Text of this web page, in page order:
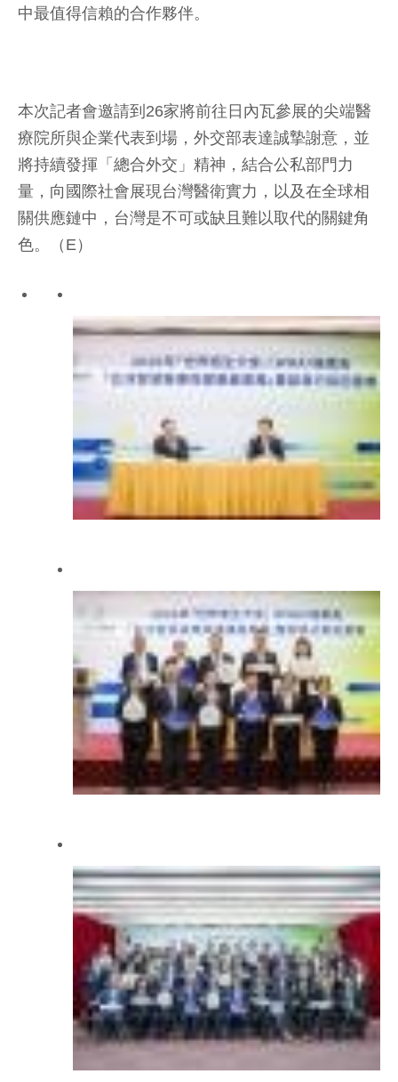
中最值得信賴的合作夥伴。
本次記者會邀請到26家將前往日內瓦參展的尖端醫
療院所與企業代表到場，外交部表達誠摯謝意，並
將持續發揮「總合外交」精神，結合公私部門力
量，向國際社會展現台灣醫衛實力，以及在全球相
關供應鏈中，台灣是不可或缺且難以取代的關鍵角
色。（E）